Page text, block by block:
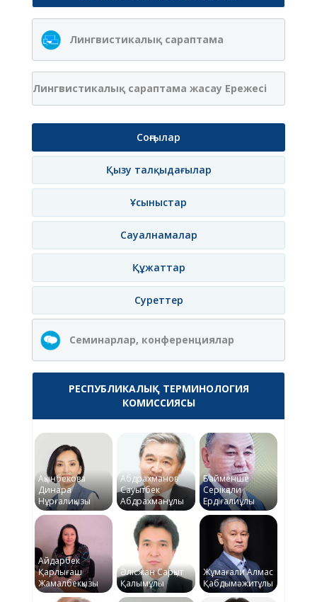
Лингвистикалық сараптама
Лингвистикалық сараптама жасау Ережесі
Соңғылар
Қызу талқыдағылар
Ұсыныстар
Сауалнамалар
Құжаттар
Суреттер
Семинарлар, конференциялар
РЕСПУБЛИКАЛЫҚ ТЕРМИНОЛОГИЯ
КОМИССИЯСЫ
Ақынбекова
Динара
Нұрғалиқызы
Абдрахманов
Сауытбек
Абдрахманұлы
Байменше
Серікқали
Ердіғалиұлы
Айдарбек
Қарлығаш
Жамалбекқызы
Әлісжан Сарқыт
Қалымұлы
Жұмағали Алмас
Қабдымәжитұлы